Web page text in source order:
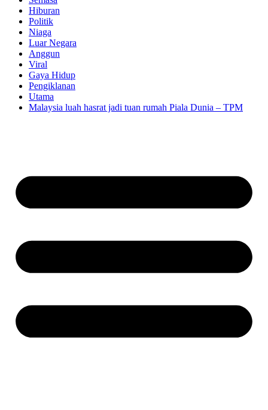
Hiburan
Politik
Niaga
Luar Negara
Anggun
Viral
Gaya Hidup
Pengiklanan
Utama
Malaysia luah hasrat jadi tuan rumah Piala Dunia – TPM